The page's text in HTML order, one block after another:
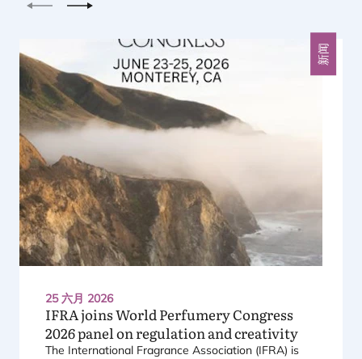
上一个 下一个
25 六月 2026
新闻
IFRAjoins World Perfumery Congress
2026panel on regulation and creativity
The International Fragrance Association (IFRA) is